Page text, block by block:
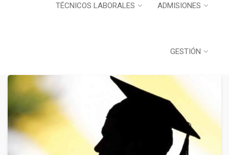
TÉCNICOS LABORALES ADMISIONES
GESTIÓN